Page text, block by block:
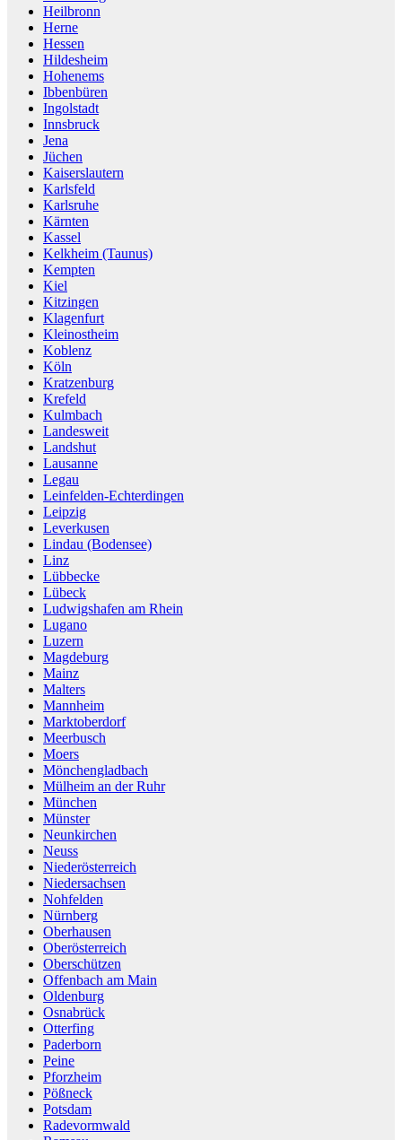
Heilbronn
Herne
Hessen
Hildesheim
Hohenems
Ibbenbüren
Ingolstadt
Innsbruck
Jena
Jüchen
Kaiserslautern
Karlsfeld
Karlsruhe
Kärnten
Kassel
Kelkheim (Taunus)
Kempten
Kiel
Kitzingen
Klagenfurt
Kleinostheim
Koblenz
Köln
Kratzenburg
Krefeld
Kulmbach
Landesweit
Landshut
Lausanne
Legau
Leinfelden-Echterdingen
Leipzig
Leverkusen
Lindau (Bodensee)
Linz
Lübbecke
Lübeck
Ludwigshafen am Rhein
Lugano
Luzern
Magdeburg
Mainz
Malters
Mannheim
Marktoberdorf
Meerbusch
Moers
Mönchengladbach
Mülheim an der Ruhr
München
Münster
Neunkirchen
Neuss
Niederösterreich
Niedersachsen
Nohfelden
Nürnberg
Oberhausen
Oberösterreich
Oberschützen
Offenbach am Main
Oldenburg
Osnabrück
Otterfing
Paderborn
Peine
Pforzheim
Pößneck
Potsdam
Radevormwald